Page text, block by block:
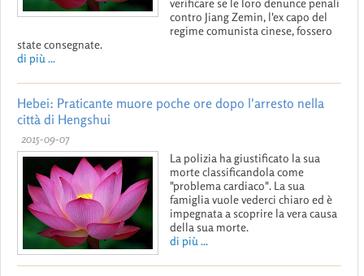
verificare se le loro denunce penali
contro Jiang Zemin, l'ex capo del
regime comunista cinese, fossero
state consegnate.
di più ...
Hebei: Praticante muore poche ore dopo l'arresto nella
città di Hengshui
2015-09-07
La polizia ha giustificato la sua
morte classificandola come
"problema cardiaco". La sua
famiglia vuole vederci chiaro ed è
impegnata a scoprire la vera causa
della sua morte.
di più ...